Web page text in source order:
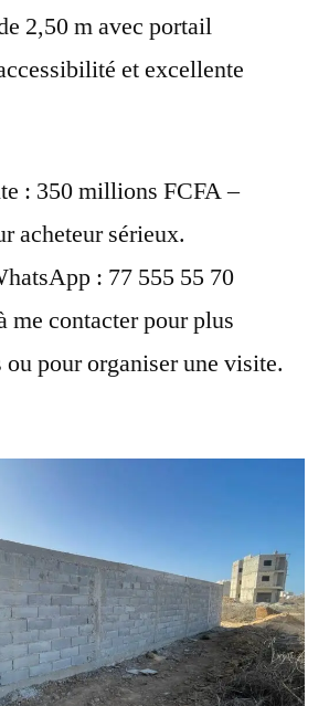
2,50 m avec portail
et excellente
: 350 millions FCFA –
acheteur sérieux.
: 77 555 55 70
me contacter pour plus
pour organiser une visite.